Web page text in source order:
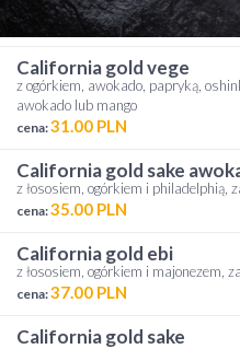
california gold vege
z ogórkiem, awokado, papryką,
awokado lub mango
cena:31.00 PLN
california gold sake
z łososiem, ogórkiem i philadelphią,
cena:35.00 PLN
california gold ebi
z łososiem, ogórkiem i majonezem,
cena:37.00 PLN
california gold sake